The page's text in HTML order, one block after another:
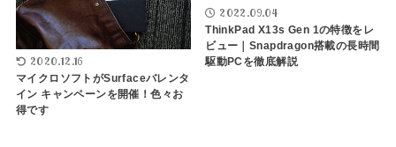
2020.12.16
マイクロソフトがSurfaceバレンタ
イン キャンペーンを開催！色々お
得です
2022.09.04
ThinkPad X13s Gen 1の特徴をレ
ビュー｜Snapdragon搭載の長時間
駆動PCを徹底解説